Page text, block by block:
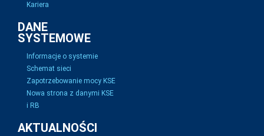
Kariera
DANE
SYSTEMOWE
Informacje o systemie
Schemat sieci
Zapotrzebowanie mocy KSE
Nowa strona z danymi KSE
i RB
AKTUALNOŚCI